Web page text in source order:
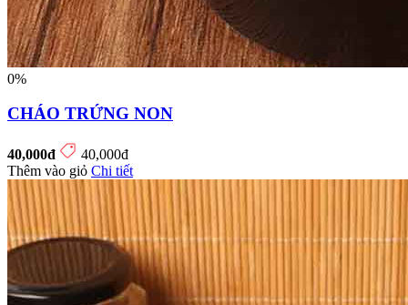
0%
CHÁO TRỨNG NON
40,000đ
40,000đ
Thêm vào giỏ Chi tiết